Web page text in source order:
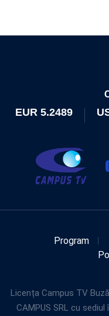
EUR 5.2489
Program
Licența Campus TV
CAMPUS SRL cu